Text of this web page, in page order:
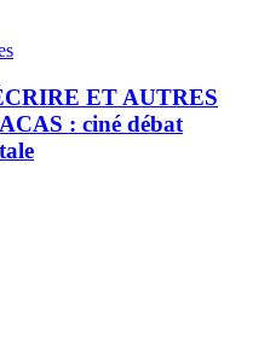
ET AUTRES
: ciné débat